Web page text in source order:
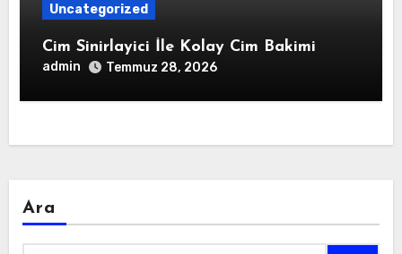
Uncategorized
Cim Sinirlayici İle Kolay Cim Bakimi
admin Temmuz 28, 2026
Ara